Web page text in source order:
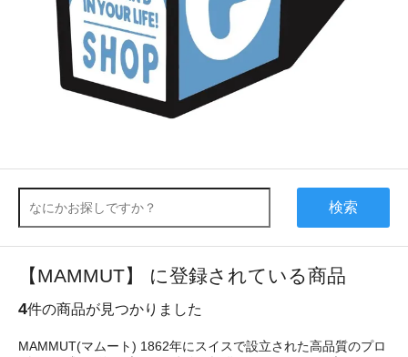
検索
【MAMMUT】 に登録されている商品
4件の商品が見つかりました
MAMMUT(マムート) 1862年にスイスで設立された高品質のプロ